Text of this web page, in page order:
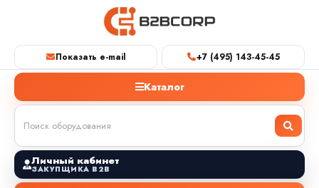
Показать e-mail +7 (495) 143-45-45
Каталог
Личный кабинет
ЗАКУПЩИКА B2B